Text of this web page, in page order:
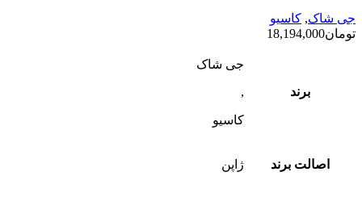
جی شاک, کاسیو
تومان18,194,000
برند
جی شاک
,
کاسیو
اصالت برند ژاپن